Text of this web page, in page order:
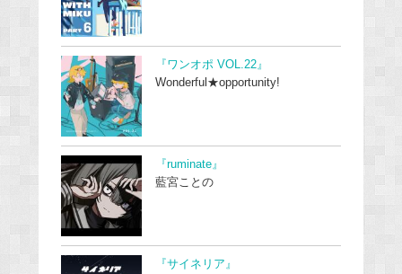
『ワンオポ VOL.22』
Wonderful★opportunity!
『ruminate』
藍宮ことの
『サイネリア』